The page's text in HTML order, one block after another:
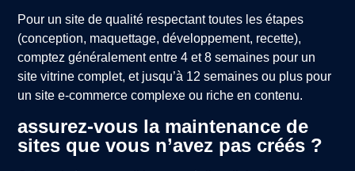
Pour un site de qualité respectant toutes les étapes
(conception, maquettage, développement, recette),
comptez généralement entre 4 et 8 semaines pour un
site vitrine complet, et jusqu’à 12 semaines ou plus pour
un site e-commerce complexe ou riche en contenu.
assurez-vous la maintenance de
sites que vous n’avez pas créés ?